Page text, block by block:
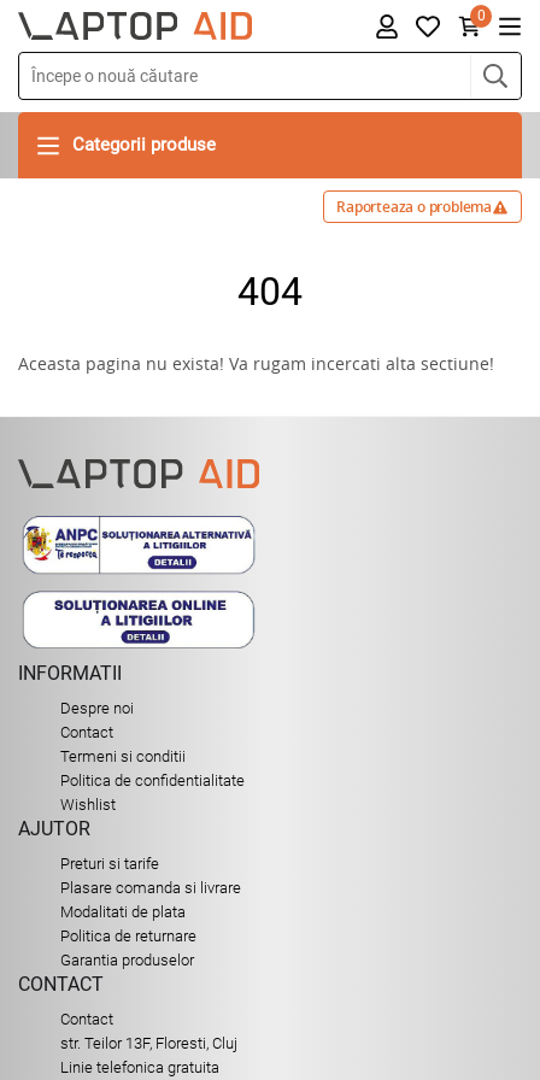
0
Categorii produse
Raporteaza o problema
404
Aceasta pagina nu exista! Va rugam incercati alta sectiune!
INFORMATII
Despre noi
Contact
Termeni si conditii
Politica de confidentialitate
Wishlist
AJUTOR
Preturi si tarife
Plasare comanda si livrare
Modalitati de plata
Politica de returnare
Garantia produselor
CONTACT
Contact
str. Teilor 13F, Floresti, Cluj
Linie telefonica gratuita